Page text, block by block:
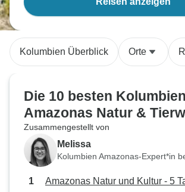
Kolumbien Überblick Orte
Die 10 besten Kolumbien
Amazonas Natur &
Zusammengestellt von
Melissa
Kolumbien Amazonas-Expert*in
Amazonas Natur und Kultur - 5